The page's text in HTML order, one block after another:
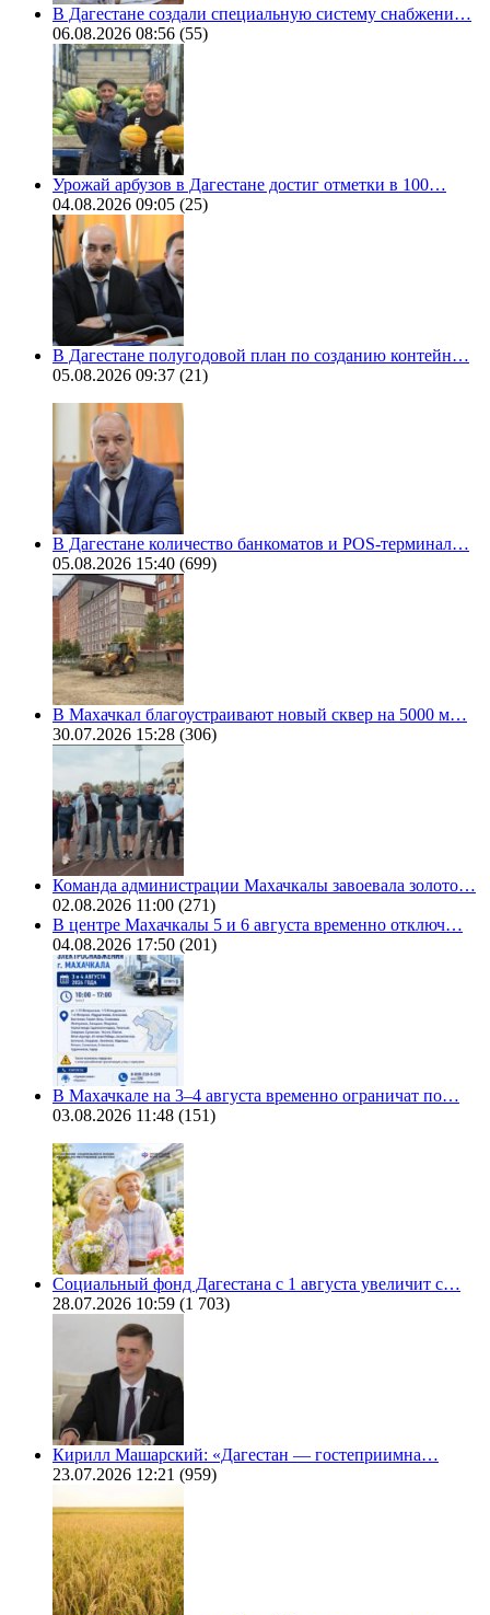
В Дагестане создали специальную систему снабжени…
06.08.2026 08:56 (55)
Урожай арбузов в Дагестане достиг отметки в 100…
04.08.2026 09:05 (25)
В Дагестане полугодовой план по созданию контейн…
05.08.2026 09:37 (21)
В Дагестане количество банкоматов и POS-терминал…
05.08.2026 15:40 (699)
В Махачкал благоустраивают новый сквер на 5000 м…
30.07.2026 15:28 (306)
Команда администрации Махачкалы завоевала золото…
02.08.2026 11:00 (271)
В центре Махачкалы 5 и 6 августа временно отключ…
04.08.2026 17:50 (201)
В Махачкале на 3–4 августа временно ограничат по…
03.08.2026 11:48 (151)
Социальный фонд Дагестана с 1 августа увеличит с…
28.07.2026 10:59 (1 703)
Кирилл Машарский: «Дагестан — гостеприимна…
23.07.2026 12:21 (959)